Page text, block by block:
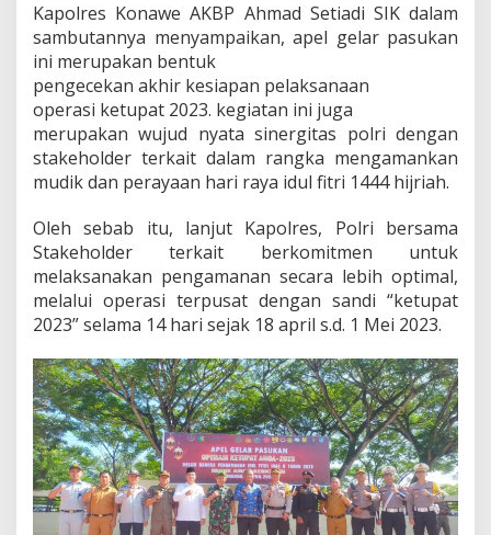
Kapolres Konawe AKBP Ahmad Setiadi SIK dalam
sambutannya menyampaikan, apel gelar pasukan
ini merupakan bentuk
pengecekan akhir kesiapan pelaksanaan
operasi ketupat 2023. kegiatan ini juga
merupakan wujud nyata sinergitas polri dengan
stakeholder terkait dalam rangka mengamankan
mudik dan perayaan hari raya idul fitri 1444 hijriah.
Oleh sebab itu, lanjut Kapolres, Polri bersama
Stakeholder terkait berkomitmen untuk
melaksanakan pengamanan secara lebih optimal,
melalui operasi terpusat dengan sandi “ketupat
2023” selama 14 hari sejak 18 april s.d. 1 Mei 2023.